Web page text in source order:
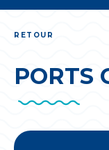
RETOUR
PORTS